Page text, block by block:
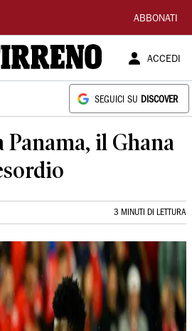
ABBONATI
ACCEDI
SEGUICI SU DISCOVER
il Ghana
3 MINUTI DI LETTURA